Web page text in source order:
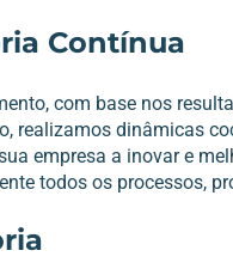
Contínua
com base nos
realizamos dinâmicas
empresa a inovar e
todos os processos,